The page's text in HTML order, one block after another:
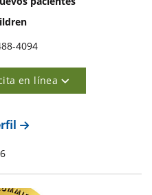
4094
en línea
6